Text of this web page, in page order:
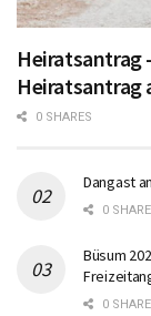
Heiratsantrag
Heiratsantrag
0 SHARES
Dangast
0
Büsum
0